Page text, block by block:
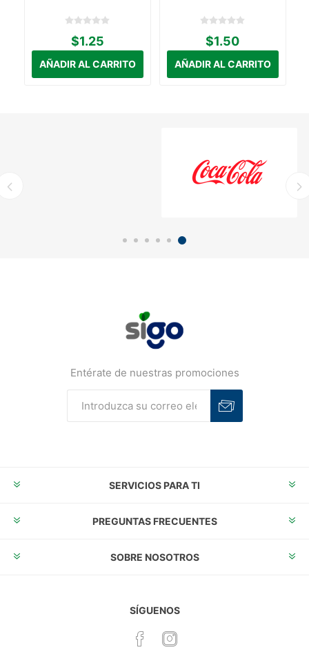
$1.25 $1.50
Entérate de nuestras promociones
SERVICIOS PARA TI
PREGUNTAS FRECUENTES
SOBRE NOSOTROS
SÍGUENOS